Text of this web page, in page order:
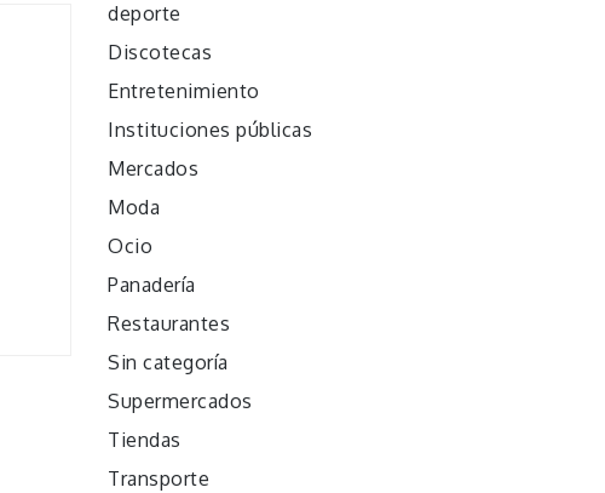
deporte
Discotecas
Entretenimiento
Instituciones públicas
Mercados
Moda
Ocio
Panadería
Restaurantes
Sin categoría
Supermercados
Tiendas
Transporte